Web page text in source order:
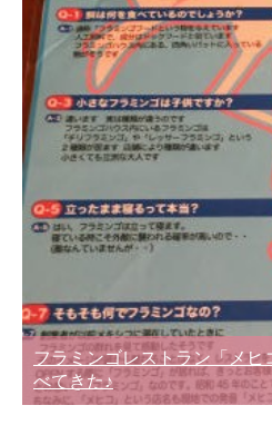
フラミンゴレストラン「メヒ
べてきた♪